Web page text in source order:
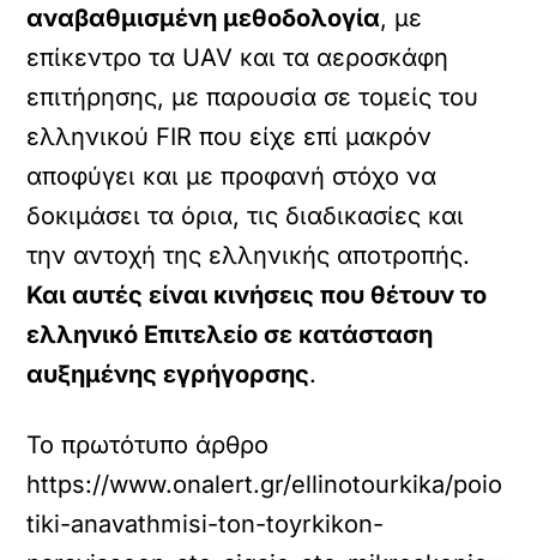
αναβαθμισμένη μεθοδολογία, με
επίκεντρο τα UAV και τα αεροσκάφη
επιτήρησης, με παρουσία σε τομείς του
ελληνικού FIR που είχε επί μακρόν
αποφύγει και με προφανή στόχο να
δοκιμάσει τα όρια, τις διαδικασίες και
την αντοχή της ελληνικής αποτροπής.
Και αυτές είναι κινήσεις που θέτουν το
ελληνικό Επιτελείο σε κατάσταση
αυξημένης εγρήγορσης.
Το πρωτότυπο άρθρο
https://www.onalert.gr/ellinotourkika/poio
tiki-anavathmisi-ton-toyrkikon-